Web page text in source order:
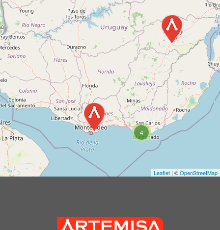
4
Leaflet | ©OpenStreetMap